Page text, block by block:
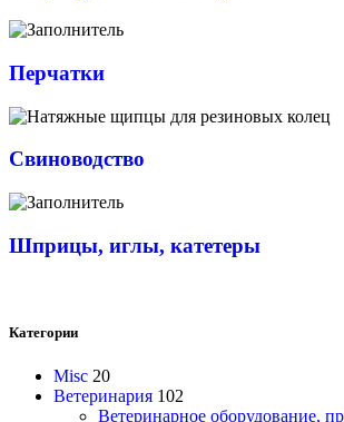
Перчатки
Свиноводство
Шприцы, иглы, катетеры
Категории
Misc 20
Ветеринария 102
Ветеринарное оборудование,